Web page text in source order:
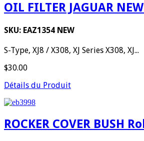
OIL FILTER JAGUAR
SKU: EAZ1354 NEW
S-Type, XJ8 / X308, XJ Series X308, XJ...
$30.00
Détails du Produit
ROCKER COVER